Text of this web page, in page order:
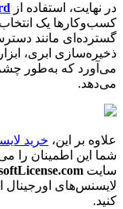
در نهایت، استفاده از
کسب‌وکارها یک
ذخیره‌سازی ابری،
می‌آورد که به‌طور
می‌دهد.
علاوه بر این، خرید
شما این اطمینان را
سایت
لایسنس‌های اورجینال
کنید.